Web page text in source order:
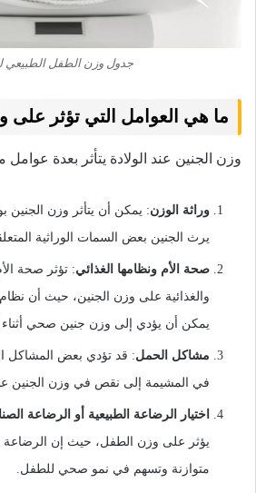
جدول وزن الطفل الطبيعي
ما هي العوامل التي تؤثر على
وزن الجنين عند الولادة يتأثر بعدة عوامل
وراثة الوزن: يمكن أن يتأثر وزن الجنين
يرث الجنين بعض السمات الوراثية
صحة الأم ونظامها الغذائي: تؤثر صحة
والغذائية على وزن الجنين، حيث أن
يمكن أن يؤدي إلى وزن جنين صحي
مشاكل الحمل: قد تؤدي بعض المشاكل
في المشيمة إلى نقص في وزن الجنين
اختيار الرضاعة الطبيعية أو الرضاعة
يؤثر على وزن الطفل، حيث إن الرضاعة
متوازنة وتسهم في نمو صحي للطفل.